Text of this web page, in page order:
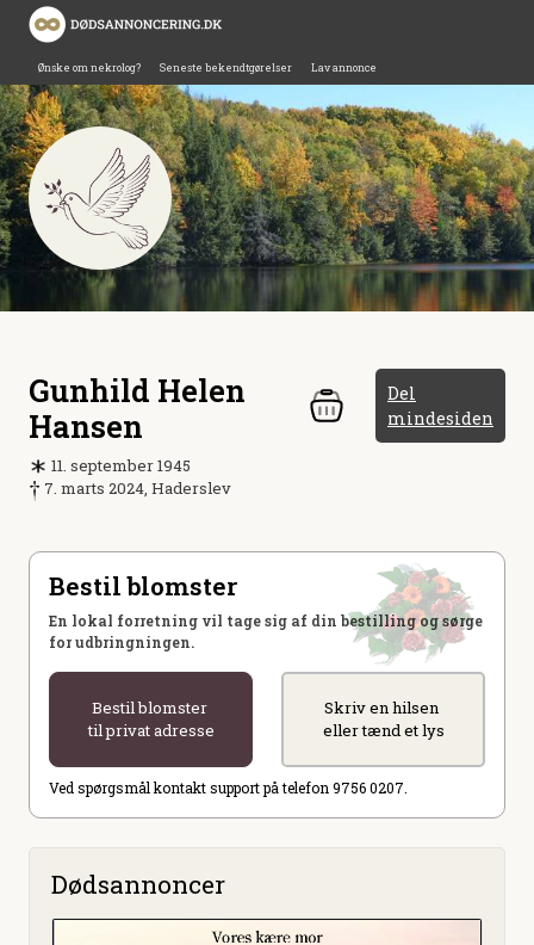
Ønske om nekrolog? Seneste bekendtgørelser Lav annonce
Gunhild Helen
Hansen
Del
mindesiden
11. september 1945
7. marts 2024, Haderslev
Bestil blomster
En lokal forretning vil tage sig af din bestilling og sørge
for udbringningen.
Bestil blomster
til privat adresse
Skriv en hilsen
eller tænd et lys
Ved spørgsmål kontakt support på telefon 9756 0207.
Dødsannoncer